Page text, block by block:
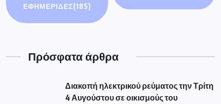
ΕΦΗΜΕΡΙΔΕΣ(185)
Πρόσφατα άρθρα
Διακοπή ηλεκτρικού ρεύματος την Τρίτη
4 Αυγούστου σε οικισμούς του